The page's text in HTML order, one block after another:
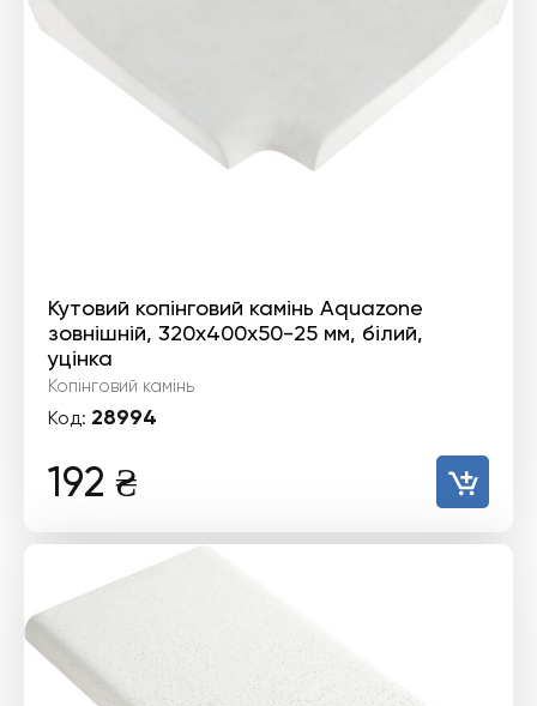
Кутовий копінговий камінь Aquazone
зовнішній, 320x400x50-25 мм, білий,
уцінка
Копінговий камінь
Код: 28994
192 ₴